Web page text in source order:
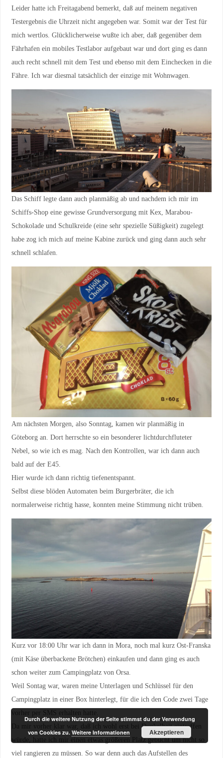
Leider hatte ich Freitagabend bemerkt, daß auf meinem negativen
Testergebnis die Uhrzeit nicht angegeben war. Somit war der Test für
mich wertlos. Glücklicherweise wußte ich aber, daß gegenüber dem
Fährhafen ein mobiles Testlabor aufgebaut war und dort ging es dann
auch recht schnell mit dem Test und ebenso mit dem Einchecken in die
Fähre. Ich war diesmal tatsächlich der einzige mit Wohnwagen.
Das Schiff legte dann auch planmäßig ab und nachdem ich mir im
Schiffs-Shop eine gewisse Grundversorgung mit Kex, Marabou-
Schokolade und Schulkreide (eine sehr spezielle Süßigkeit) zugelegt
habe zog ich mich auf meine Kabine zurück und ging dann auch sehr
schnell schlafen.
Am nächsten Morgen, also Sonntag, kamen wir planmäßig in
Göteborg an. Dort herrschte so ein besonderer lichtdurchfluteter
Nebel, so wie ich es mag. Nach den Kontrollen, war ich dann auch
bald auf der E45.
Hier wurde ich dann richtig tiefenentspannt.
Selbst diese blöden Automaten beim Burgerbräter, die ich
normalerweise richtig hasse, konnten meine Stimmung nicht trüben.
Kurz vor 18:00 Uhr war ich dann in Mora, noch mal kurz Ost-Franska
(mit Käse überbackene Brötchen) einkaufen und dann ging es auch
schon weiter zum Campingplatz von Orsa.
Weil Sontag war, waren meine Unterlagen und Schlüssel für den
Campingplatz in einer Box hinterlegt, für die ich den Code zwei Tage
vorher per SMS erhalten hatte.
Da mir vorher klar war, daß ich wohl erst bei Dunkelheit eintreffen
würde, hatte ich mir einen etwas größeren Platz gebucht um nicht so
viel rangieren zu müssen. So war denn auch das Aufstellen des
Durch die weitere Nutzung der Seite stimmst du der Verwendung
von Cookies zu.Weitere Informationen Akzeptieren